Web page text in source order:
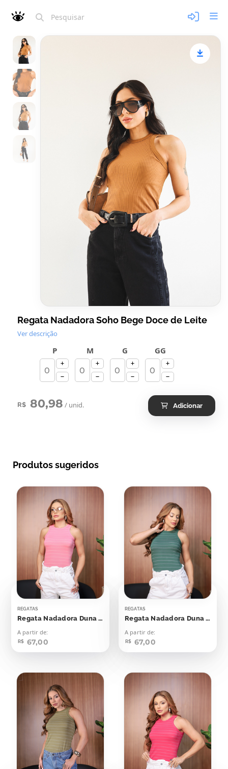
Regata Nadadora Soho Bege Doce de Leite
Ver descrição
P M G GG
R$ 80,98 / unid. Adicionar
Produtos sugeridos
REGATAS
Regata Nadadora Duna Rosa Seco Listras Off
A partir de:
R$ 67,00
REGATAS
Regata Nadadora Duna Verde Esmeralda Com Off
A partir de:
R$ 67,00